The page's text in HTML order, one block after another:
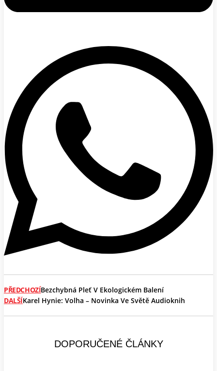
PŘEDCHOZÍBezchybná Pleť V Ekologickém Balení
DALŠÍKarel Hynie: Volha – Novinka Ve Světě Audioknih
DOPORUČENÉ ČLÁNKY